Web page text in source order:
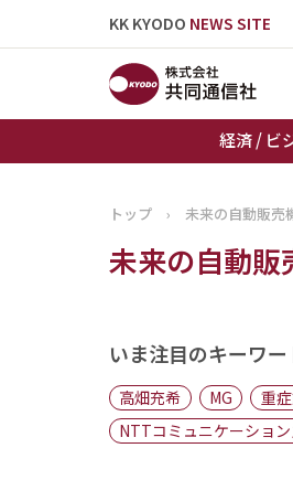
KK KYODO NEWS SITE
経済 / ビ
トップペ
お知らせ
トップ › 未来の自動販売
未来の自動販
いま注目のキーワー
高畑充希 MG 重
NTTコミュニケーショ